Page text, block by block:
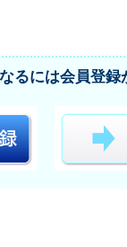
るには会員登録